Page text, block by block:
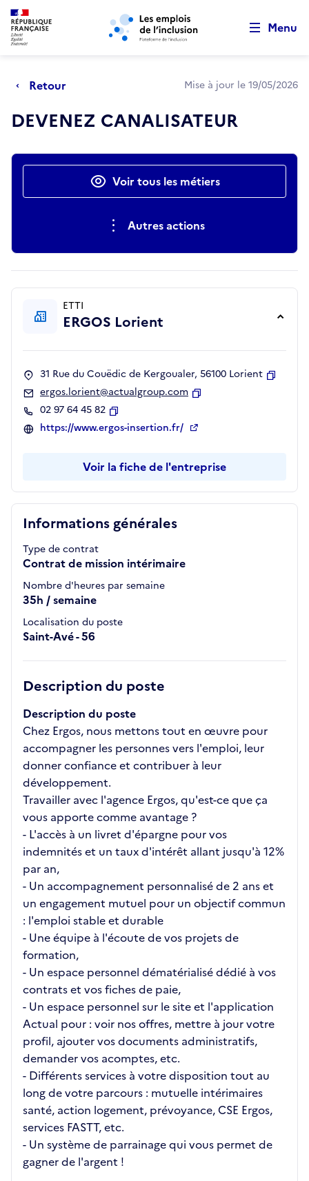
Aller au menu principal Aller au contenu principal
Menu
Retour Mise à jour le 19/05/2026
DEVENEZ CANALISATEUR
Actions rapidesVoir tous les métiers
Autres actions
Informations générales
Type de contrat
Contrat de mission intérimaire
Nombre d'heures par semaine
35h / semaine
Localisation du poste
Saint-Avé - 56
Description du poste
Description du poste
Chez Ergos, nous mettons tout en œuvre pour
accompagner les personnes vers l'emploi, leur
donner confiance et contribuer à leur
développement.
Travailler avec l'agence Ergos, qu'est-ce que ça
vous apporte comme avantage ?
- L'accès à un livret d'épargne pour vos
indemnités et un taux d'intérêt allant jusqu'à 12%
par an,
- Un accompagnement personnalisé de 2 ans et
un engagement mutuel pour un objectif commun
: l'emploi stable et durable
- Une équipe à l'écoute de vos projets de
formation,
- Un espace personnel dématérialisé dédié à vos
contrats et vos fiches de paie,
- Un espace personnel sur le site et l'application
Actual pour : voir nos offres, mettre à jour votre
profil, ajouter vos documents administratifs,
demander vos acomptes, etc.
- Différents services à votre disposition tout au
long de votre parcours : mutuelle intérimaires
santé, action logement, prévoyance, CSE Ergos,
services FASTT, etc.
- Un système de parrainage qui vous permet de
gagner de l'argent !
ETTI
ERGOS Lorient
31 Rue du Couëdic de Kergoualer, 56100 Lorient
ergos.lorient@actualgroup.com
02 97 64 45 82
Copier
https://www.ergos-insertion.fr/
Voir la fiche de l'entreprise
Retour au début de la page
Panneau de gestion des cookies